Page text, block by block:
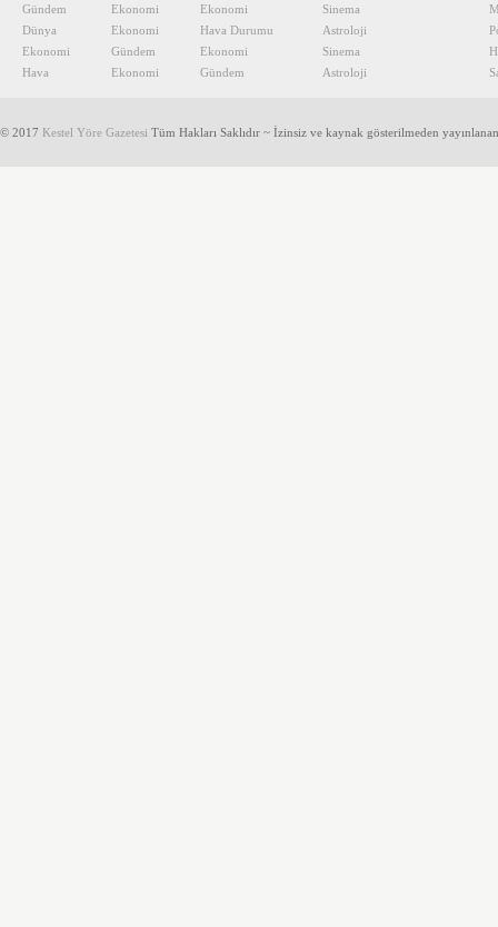
Gündem Ekonomi
Ekonomi
Dünya
Ekonomi
Hava Durumu
Ekonomi
Gündem
Ekonomi
Hava
Ekonomi Gündem
Sinema
Astroloji
Sinema
Astroloji
© 2017 Kestel Yöre Gazetesi Tüm Hakları Saklıdır ~ İzinsiz ve kaynak gösterilmeden